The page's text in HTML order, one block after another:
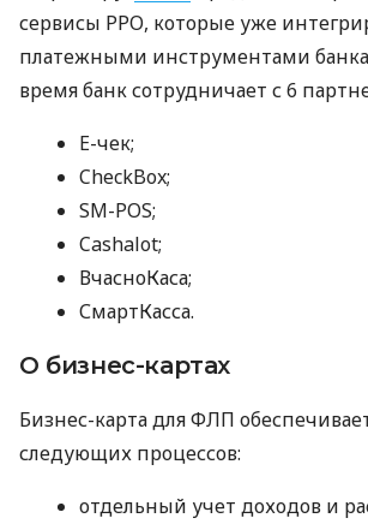
сервисы РРО, которые уже
платежными инструментами
время банк сотрудничает с 6
E-чек;
CheckBox;
SM-POS;
Cashalot;
ВчасноКаса;
СмартКасса.
О бизнес-картах
Бизнес-карта для ФЛП
следующих процессов:
отдельный учет доходов и